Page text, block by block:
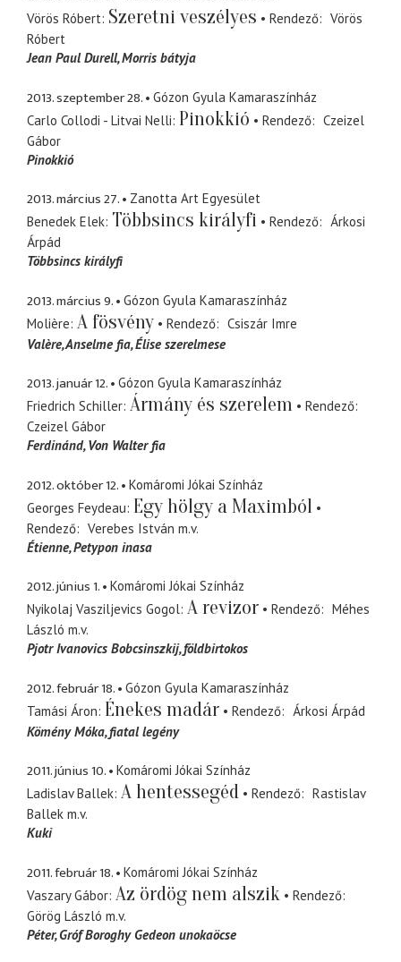
Vörös Róbert Szeretni veszélyes Rendező
Vörös
Róbert
Jean Paul Durell Morris bátyja
2013. szeptember 28.
Gózon Gyula Kamaraszínház
Carlo Collodi - Litvai Nelli Pinokkió Rendező
Czeizel
Gábor
Pinokkió
2013. március 27.
Zanotta Art Egyesület
Benedek Elek Többsincs királyfi Rendező
Árkosi
Árpád
Többsincs királyfi
2013. március 9.
Gózon Gyula Kamaraszínház
Molière A fösvény Rendező
Csiszár Imre
Valère Anselme fia, Élise szerelmese
2013. január 12.
Gózon Gyula Kamaraszínház
Friedrich Schiller Ármány és szerelem
Rendező
Czeizel Gábor
Ferdinánd Von Walter fia
2012. október 12.
Komáromi Jókai Színház
Georges Feydeau Egy hölgy a Maximból
Rendező Verebes István m.v.
Étienne Petypon inasa
2012. június 1.
Komáromi Jókai Színház
Nyikolaj Vasziljevics Gogol A revizor Rendező
Méhes
László m.v.
Pjotr Ivanovics Bobcsinszkij földbirtokos
2012. február 18.
Gózon Gyula Kamaraszínház
Tamási Áron Énekes madár Rendező
Árkosi Árpád
Kömény Móka fiatal legény
2011. június 10.
Komáromi Jókai Színház
Ladislav Ballek A hentessegéd Rendező
Rastislav
Ballek m.v.
Kuki
2011. február 18.
Komáromi Jókai Színház
Vaszary Gábor Az ördög nem alszik
Rendező
Görög László m.v.
Péter Gróf Boroghy Gedeon unokaöcse